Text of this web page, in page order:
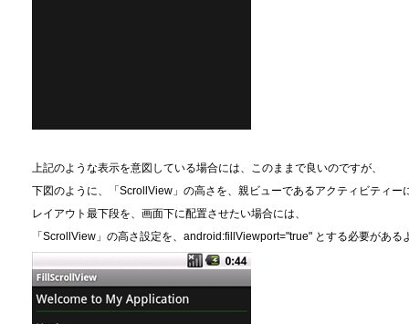
上記のような表示を意図している場合には、このままで良いのですが、
下図のように、「ScrollView」の高さを、親ビューであるアクティビティー
レイアウト最下段を、画面下に配置させたい場合には、
「ScrollView」の高さ設定を、android:fillViewport="true" とする必要がある